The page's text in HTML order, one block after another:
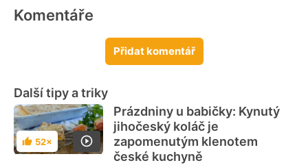
Komentáře
Přidat komentář
Další tipy a triky
Hodnocení
52×
Prázdniny u babičky: Kynutý
jihočeský koláč je
zapomenutým klenotem
české kuchyně